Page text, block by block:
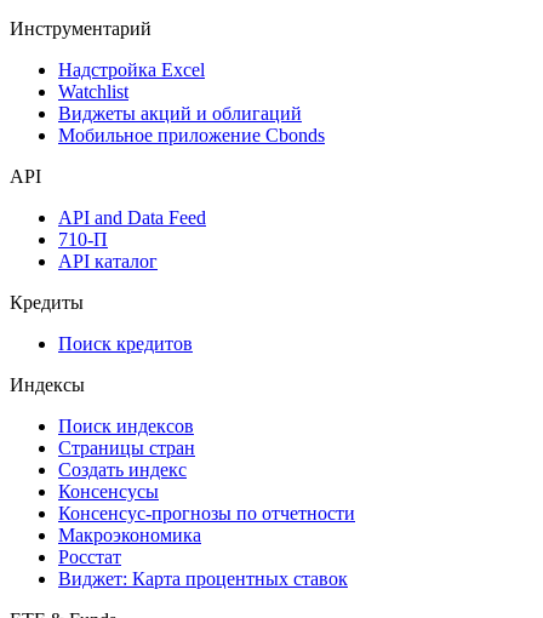
Инструментарий
Надстройка Excel
Watchlist
Виджеты акций и облигаций
Мобильное приложение Cbonds
API
API and Data Feed
710-П
API каталог
Кредиты
Поиск кредитов
Индексы
Поиск индексов
Страницы стран
Создать индекс
Консенсусы
Консенсус-прогнозы по отчетности
Макроэкономика
Росстат
Виджет: Карта процентных ставок